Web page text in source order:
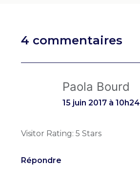
4 commentaires
Paola Bourd
15 juin 2017 à 10h24
Visitor Rating: 5 Stars
Répondre